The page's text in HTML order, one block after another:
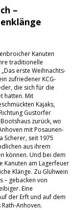
–
Kanuten
traditionelle
erste Weihnachts-
zufriedener KCG-
die sich für die
hatten. Mit
Kajaks,
Gustorfer
zurück, wo
mit Posaunen-
Scherer, seit 1975
aus ihrem
können. Und bei dem
Kanuten am Lagerfeuer
Klänge. Zu Glühwein
– gebacken von
Eine
der Erft und auf dem
Anhoven.